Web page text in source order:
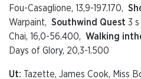
Fou-Casaglione, 13,9-197.170,
Warpaint, Southwind Quest 3
Chai, 16,0-56.400, Walking
Days of Glory, 20,3-1.500
Ut:
Tazette, James Cook, Miss